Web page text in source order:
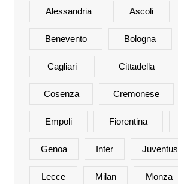
Alessandria Ascoli
Benevento Bologna
Cagliari Cittadella
Cosenza Cremonese
Empoli Fiorentina
Genoa Inter Juventus
Lecce Milan Monza